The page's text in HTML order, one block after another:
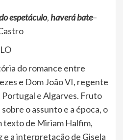
espetáculo,haverá bate–
do romance entre
e Dom João VI, regente
e Algarves. Fruto
o assunto e a época, o
texto de Miriam Halfim,
e a interpretação de Gisela